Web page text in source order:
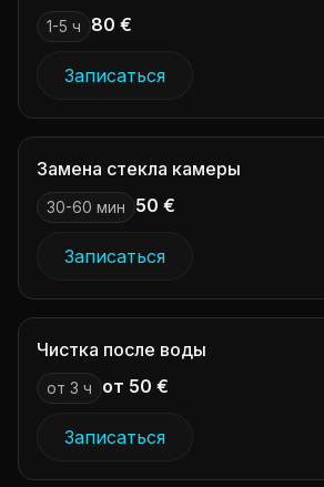
1-5 ч 80 €
Записаться
Замена стекла камеры
30-60 мин 50 €
Записаться
Чистка после воды
от 3 ч от 50 €
Записаться